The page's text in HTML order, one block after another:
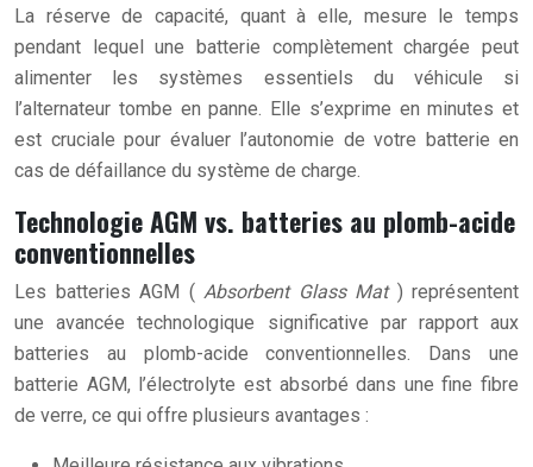
La réserve de capacité, quant à elle, mesure le temps
pendant lequel une batterie complètement chargée peut
alimenter les systèmes essentiels du véhicule si
l’alternateur tombe en panne. Elle s’exprime en minutes et
est cruciale pour évaluer l’autonomie de votre batterie en
cas de défaillance du système de charge.
Technologie AGM vs. batteries au plomb-acide
conventionnelles
Les batteries AGM ( Absorbent Glass Mat ) représentent
une avancée technologique significative par rapport aux
batteries au plomb-acide conventionnelles. Dans une
batterie AGM, l’électrolyte est absorbé dans une fine fibre
de verre, ce qui offre plusieurs avantages :